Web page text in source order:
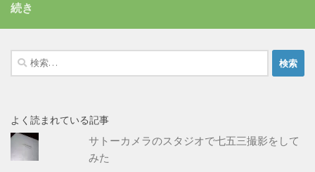
続き
検
索:
よく読まれている記事
サトーカメラのスタジオで七五三撮影をして
みた